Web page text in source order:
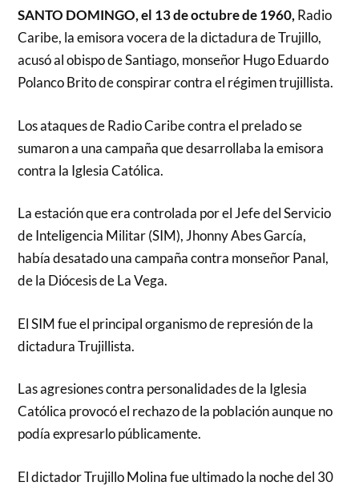
SANTO DOMINGO, el 13 de octubre de 1960, Radio
Caribe, la emisora vocera de la dictadura de Trujillo,
acusó al obispo de Santiago, monseñor Hugo Eduardo
Polanco Brito de conspirar contra el régimen trujillista.
Los ataques de Radio Caribe contra el prelado se
sumaron a una campaña que desarrollaba la emisora
contra la Iglesia Católica.
La estación que era controlada por el Jefe del Servicio
de Inteligencia Militar (SIM), Jhonny Abes García,
había desatado una campaña contra monseñor Panal,
de la Diócesis de La Vega.
El SIM fue el principal organismo de represión de la
dictadura Trujillista.
Las agresiones contra personalidades de la Iglesia
Católica provocó el rechazo de la población aunque no
podía expresarlo públicamente.
El dictador Trujillo Molina fue ultimado la noche del 30